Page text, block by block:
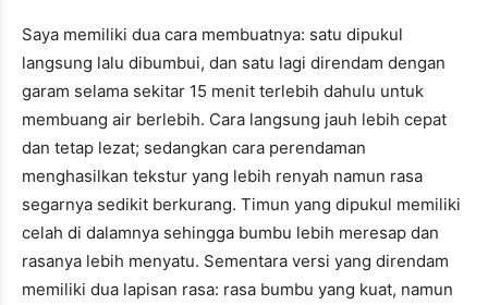
Saya memiliki dua cara membuatnya: satu dipukul
langsung lalu dibumbui, dan satu lagi direndam dengan
garam selama sekitar 15 menit terlebih dahulu untuk
membuang air berlebih. Cara langsung jauh lebih cepat
dan tetap lezat; sedangkan cara perendaman
menghasilkan tekstur yang lebih renyah namun rasa
segarnya sedikit berkurang. Timun yang dipukul memiliki
celah di dalamnya sehingga bumbu lebih meresap dan
rasanya lebih menyatu. Sementara versi yang direndam
memiliki dua lapisan rasa: rasa bumbu yang kuat, namun